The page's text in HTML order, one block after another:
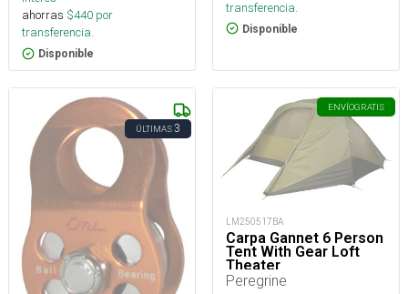
ahorras $440 por
transferencia.
Disponible
transferencia.
Disponible
ÚLTIMAS3
ENVÍOGRATIS
LM250517BA
Carpa Gannet 6 Person
Tent With Gear Loft
Theater
Peregrine